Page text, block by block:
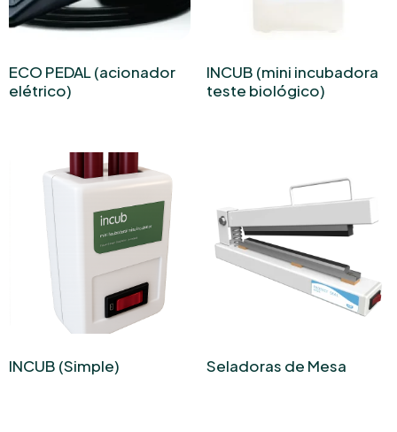
ECO PEDAL (acionador
elétrico)
INCUB (mini incubadora
teste biológico)
INCUB (Simple) Seladoras de Mesa